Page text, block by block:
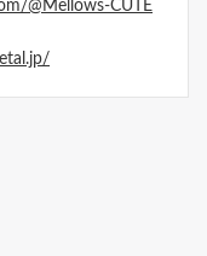
@Mellows-CUTE